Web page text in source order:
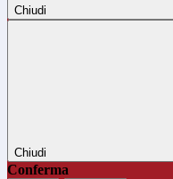
Chiudi
Chiudi
Conferma